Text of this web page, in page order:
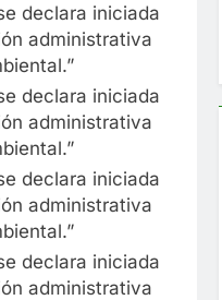
declara iniciada
administrativa
declara iniciada
administrativa
declara iniciada
administrativa
declara iniciada
administrativa